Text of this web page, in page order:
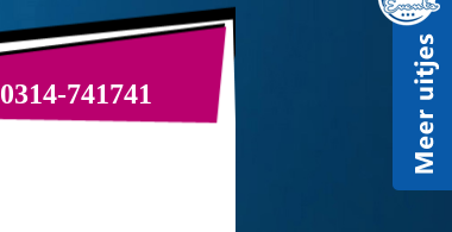
0314-741741